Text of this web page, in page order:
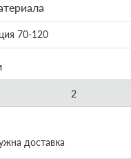
70-120
доставка